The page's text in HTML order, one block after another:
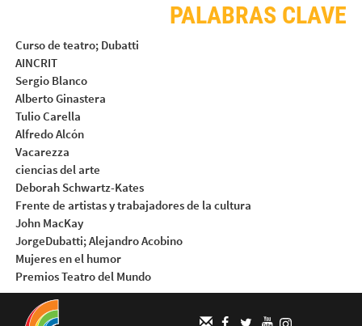
PALABRAS CLAVE
Curso de teatro; Dubatti
AINCRIT
Sergio Blanco
Alberto Ginastera
Tulio Carella
Alfredo Alcón
Vacarezza
ciencias del arte
Deborah Schwartz-Kates
Frente de artistas y trabajadores de la cultura
John MacKay
JorgeDubatti; Alejandro Acobino
Mujeres en el humor
Premios Teatro del Mundo